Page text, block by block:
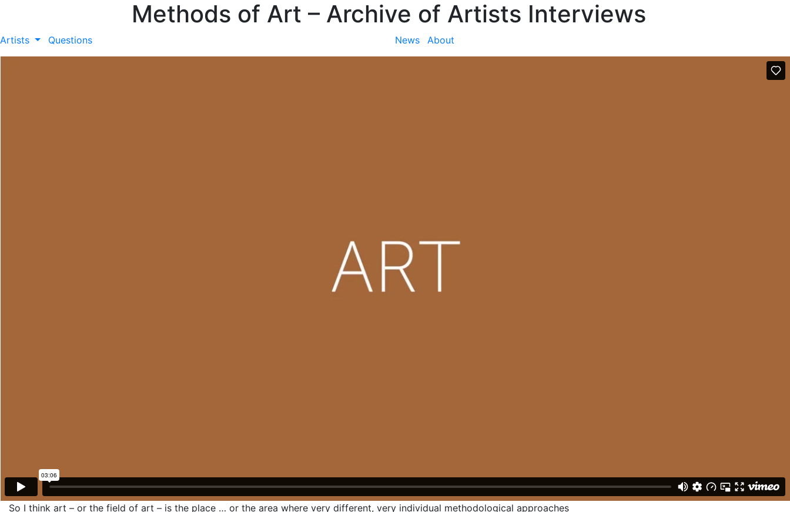
Methods of Art – Archive of Artists Interviews
Artists Questions News About
So I think art – or the field of art – is the place … or the area where very different, very individual methodological approaches